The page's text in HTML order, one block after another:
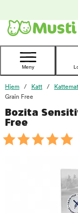
Kontakt
kundeservice
Meny
Hjem Katt Kattemat
Grain Free
Bozita
Free
foo